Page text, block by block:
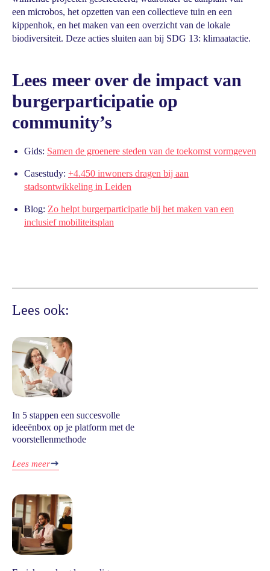
een microbos, het opzetten van een collectieve tuin en een
kippenhok, en het maken van een overzicht van de lokale
biodiversiteit. Deze acties sluiten aan bij SDG 13: klimaatactie.
Lees meer over de impact van
burgerparticipatie op
community’s
Gids: Samen de groenere steden van de toekomst vormgeven
Casestudy: +4.450 inwoners dragen bij aan
stadsontwikkeling in Leiden
Blog: Zo helpt burgerparticipatie bij het maken van een
inclusief mobiliteitsplan
Lees ook:
In 5 stappen een succesvolle
ideeënbox op je platform met de
voorstellenmethode
Lees meer